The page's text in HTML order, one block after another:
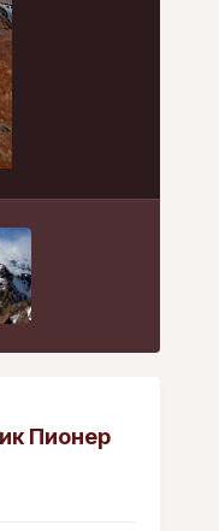
Инструменты
Пионер